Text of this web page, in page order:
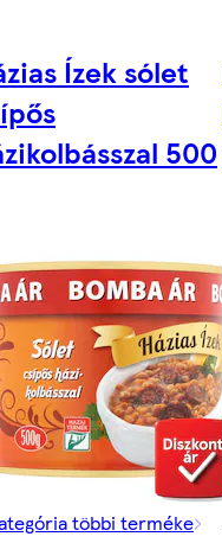
Ízek sólet
500
többi terméke